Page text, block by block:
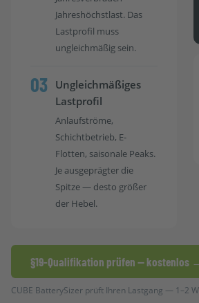
Jahreshöchstlast. Das
Lastprofil muss
ungleichmäßig sein.
03
Ungleichmäßiges
Lastprofil
Anlaufströme,
Schichtbetrieb, E-
Flotten, saisonale Peaks.
Je ausgeprägter die
Spitze — desto größer
der Hebel.
§19-Qualifikation prüfen — kostenlos
CUBE BatterySizer prüft Ihren Lastgang — 1–2